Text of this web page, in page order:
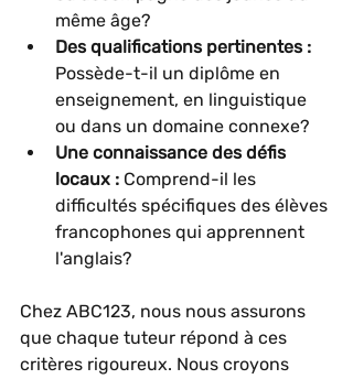
même âge?
Des qualifications pertinentes :
Possède-t-il un diplôme en
enseignement, en linguistique
ou dans un domaine connexe?
Une connaissance des défis
locaux : Comprend-il les
difficultés spécifiques des élèves
francophones qui apprennent
l'anglais?
Chez ABC123, nous nous assurons
que chaque tuteur répond à ces
critères rigoureux. Nous croyons